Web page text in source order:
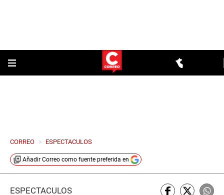
CORREO > ESPECTACULOS
Añadir Correo como fuente preferida en
ESPECTÁCULOS